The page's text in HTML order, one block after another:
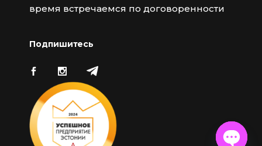
время встречаемся по договоренности
Подпишитесь